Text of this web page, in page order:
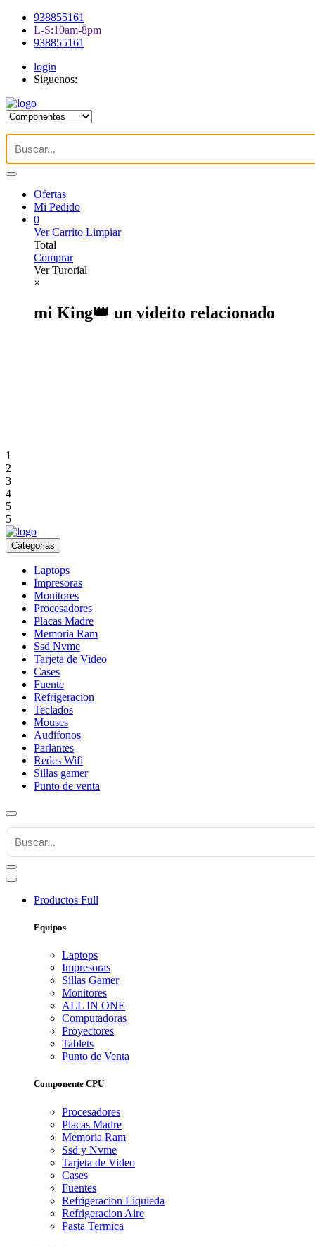
938855161
L-S:10am-8pm
938855161
login
Siguenos:
Ofertas
Mi Pedido
0
Ver Carrito Limpiar
Total
Comprar
Ver Turorial
×
mi King👑 un videito relacionado
1
2
3
4
5
5
Categorias
Laptops
Impresoras
Monitores
Procesadores
Placas Madre
Memoria Ram
Ssd Nvme
Tarjeta de Video
Cases
Fuente
Refrigeracion
Teclados
Mouses
Audifonos
Parlantes
Redes Wifi
Sillas gamer
Punto de venta
Productos Full
Equipos
Laptops
Impresoras
Sillas Gamer
Monitores
ALL IN ONE
Computadoras
Proyectores
Tablets
Punto de Venta
Componente CPU
Procesadores
Placas Madre
Memoria Ram
Ssd y Nvme
Tarjeta de Video
Cases
Fuentes
Refrigeracion Liquieda
Refrigeracion Aire
Pasta Termica